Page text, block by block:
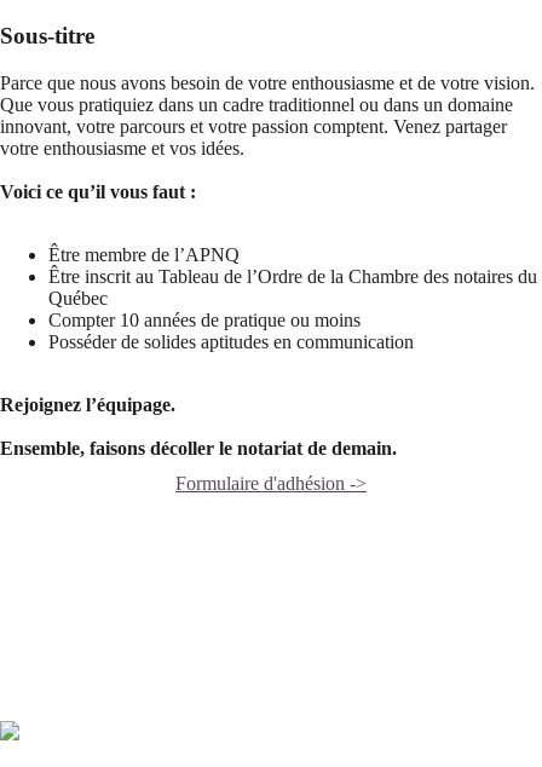
Sous-titre
Parce que nous avons besoin de votre enthousiasme et de votre vision.
Que vous pratiquiez dans un cadre traditionnel ou dans un domaine
innovant, votre parcours et votre passion comptent. Venez partager
votre enthousiasme et vos idées.
Voici ce qu’il vous faut :
Être membre de l’APNQ
Être inscrit au Tableau de l’Ordre de la Chambre des notaires du
Québec
Compter 10 années de pratique ou moins
Posséder de solides aptitudes en communication
Rejoignez l’équipage.
Ensemble, faisons décoller le notariat de demain.
Formulaire d'adhésion ->